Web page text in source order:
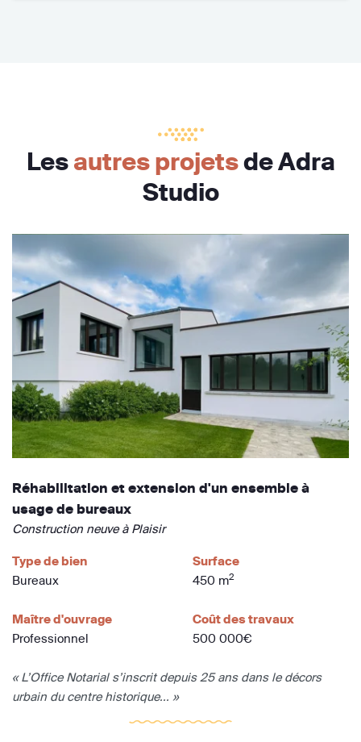
Lesautres projetsde Adra
Studio
Réhabilitation et extension d'un ensemble à
usage de bureaux
Construction neuve à Plaisir
Type de bien
Bureaux
Surface
450 m2
Maître d'ouvrage
Professionnel
Coût des travaux
500 000€
« L’Office Notarial s’inscrit depuis 25 ans dans le décors
urbain du centre historique... »